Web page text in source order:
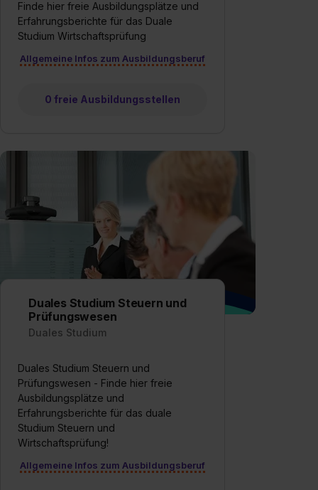
Finde hier freie Ausbildungsplätze und
Erfahrungsberichte für das Duale
Studium Wirtschaftsprüfung
Allgemeine Infos zum Ausbildungsberuf
0 freie Ausbildungsstellen
Duales Studium Steuern und
Prüfungswesen
Duales Studium
Duales Studium Steuern und
Prüfungswesen - Finde hier freie
Ausbildungsplätze und
Erfahrungsberichte für das duale
Studium Steuern und
Wirtschaftsprüfung!
Allgemeine Infos zum Ausbildungsberuf